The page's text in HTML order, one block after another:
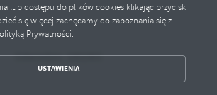
lub dostępu do plików cookies klikając przycisk
się więcej zachęcamy do zapoznania się z
Prywatności.
USTAWIENIA
Odwiedzin: 1001903